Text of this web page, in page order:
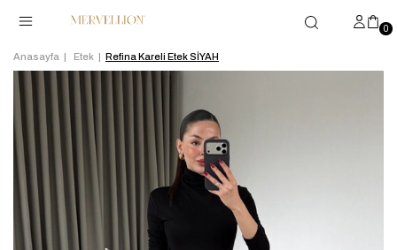
0
Anasayfa Etek Refina Kareli Etek SİYAH